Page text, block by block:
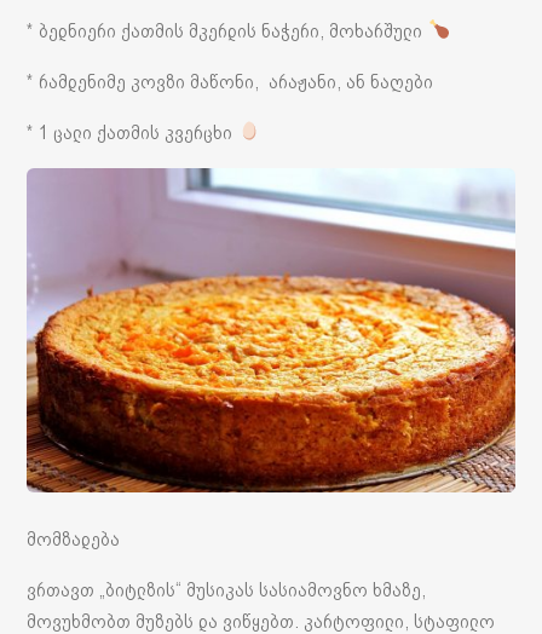
* ბედნიერი ქათმის მკერდის ნაჭერი, მოხარშული
* რამდენიმე კოვზი მაწონი, არაჟანი, ან ნაღები
* 1 ცალი ქათმის კვერცხი
მომზადება
ვრთავთ „ბიტლზის“ მუსიკას სასიამოვნო ხმაზე,
მოვუხმობთ მუზებს და ვიწყებთ. კარტოფილი, სტაფილო